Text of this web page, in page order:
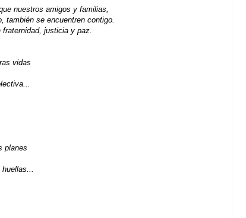
nuestros amigos y familias,
también se encuentren contigo.
justicia y paz.
vidas
planes